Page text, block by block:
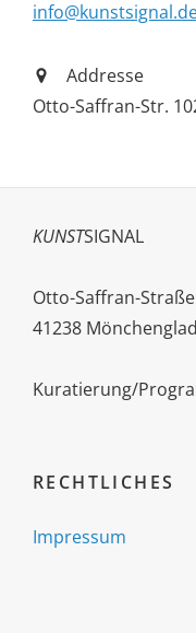
Addresse
Otto-Saffran-Str.
KUNSTSIGNAL
Otto-Saffran-
41238
Kuratierung/
RECHTLICHES
Impressum